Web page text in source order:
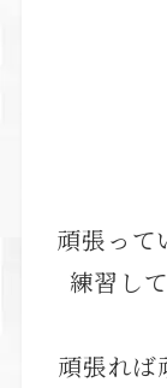
頑張って
練習し
頑張れ